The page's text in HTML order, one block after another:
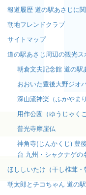
報道履歴 道の駅あさじに
朝地フレンドクラブ
サイトマップ
道の駅あさじ周辺の観光ス
朝倉文夫記念館 道の駅
おおいた豊後大野ジオ
深山流神楽（ふかやま
用作公園（ゆうじゃく
普光寺摩崖仏
神角寺(じんかくじ) 豊
台 九州・シャクナゲの
ほししいたけ（干し椎茸・
朝太郎とチコちゃん 道の